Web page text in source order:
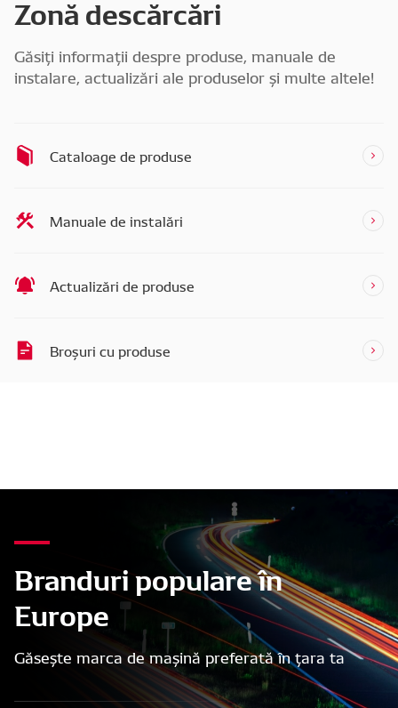
Zonă descărcări
Găsiți informații despre produse, manuale de
instalare, actualizări ale produselor și multe altele!
Cataloage de produse
Manuale de instalări
Actualizări de produse
Broșuri cu produse
Branduri populare în
Europe
Găsește marca de mașină preferată în țara ta